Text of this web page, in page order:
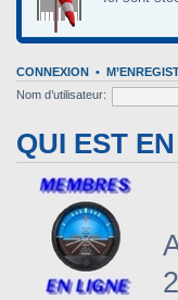
CONNEXION •
Nom d’utilisateur:
QUI EST